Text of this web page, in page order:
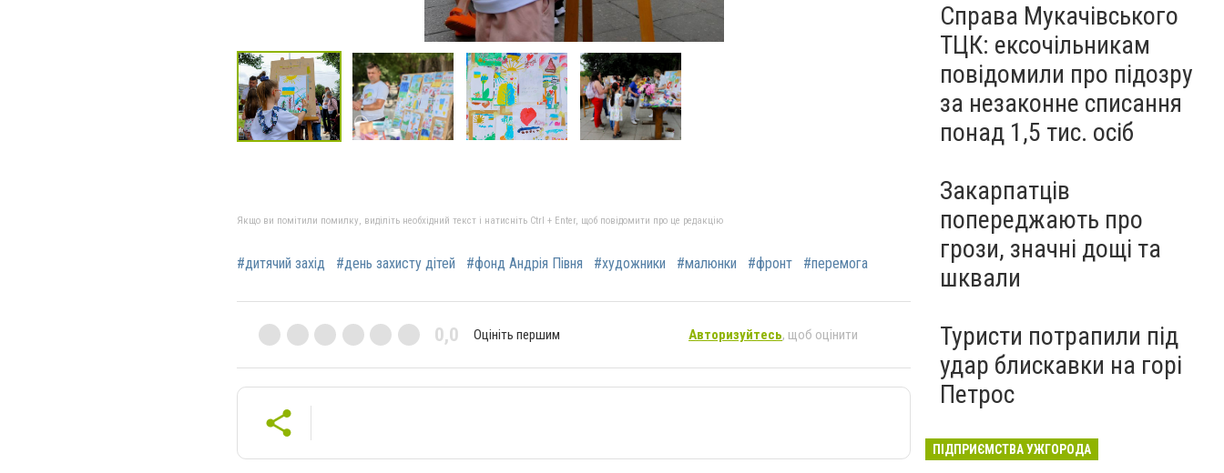
Якщо ви помітили помилку, виділіть необхідний текст і натисніть Ctrl + Enter, щоб повідомити про це редакцію
#дитячий захід #день захисту дітей #фонд Андрія Півня #художники #малюнки #фронт #перемога
0,0 Оцініть першим Авторизуйтесь, щоб оцінити
Справа Мукачівського
ТЦК: ексочільникам
повідомили про підозру
за незаконне списання
понад 1,5 тис. осіб
Закарпатців
попереджають про
грози, значні дощі та
шквали
Туристи потрапили під
удар блискавки на горі
Петрос
ПІДПРИЄМСТВА УЖГОРОДА